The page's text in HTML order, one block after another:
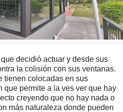
decidió actuar y desde sus
la colisión con sus ventanas.
tienen colocadas en sus
que permite a la ves ver que hay
creyendo que no hay nada o
más naturaleza donde pueden